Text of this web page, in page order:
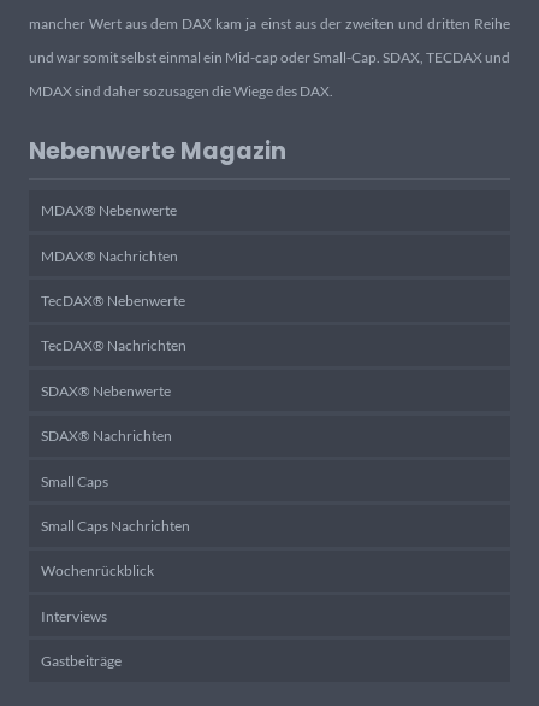
mancher Wert aus dem DAX kam ja einst aus der zweiten und dritten Reihe
und war somit selbst einmal ein Mid-cap oder Small-Cap. SDAX, TECDAX und
MDAX sind daher sozusagen die Wiege des DAX.
Nebenwerte Magazin
MDAX® Nebenwerte
MDAX® Nachrichten
TecDAX® Nebenwerte
TecDAX® Nachrichten
SDAX® Nebenwerte
SDAX® Nachrichten
Small Caps
Small Caps Nachrichten
Wochenrückblick
Interviews
Gastbeiträge